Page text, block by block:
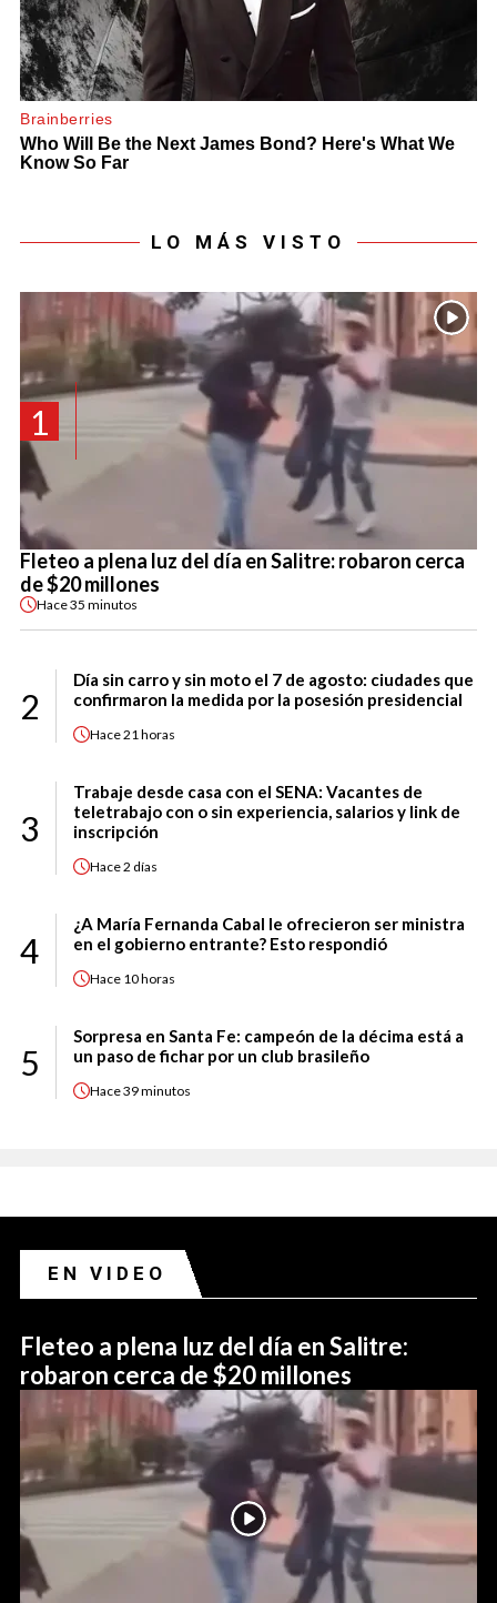
LO MÁS VISTO
1
Fleteo a plena luz del día en Salitre: robaron cerca
de $20 millones
Hace35 minutos
2
Día sin carro y sin moto el 7 de agosto: ciudades que
confirmaron la medida por la posesión presidencial
Hace21 horas
3
Trabaje desde casa con el SENA: Vacantes de
teletrabajo con o sin experiencia, salarios y link de
inscripción
Hace2 días
4
¿A María Fernanda Cabal le ofrecieron ser ministra
en el gobierno entrante? Esto respondió
Hace 10 horas
5
Sorpresa en Santa Fe: campeón de la décima está a
un paso de fichar por un club brasileño
Hace39 minutos
EN VIDEO
Fleteo a plena luz del día en Salitre:
robaron cerca de $20 millones